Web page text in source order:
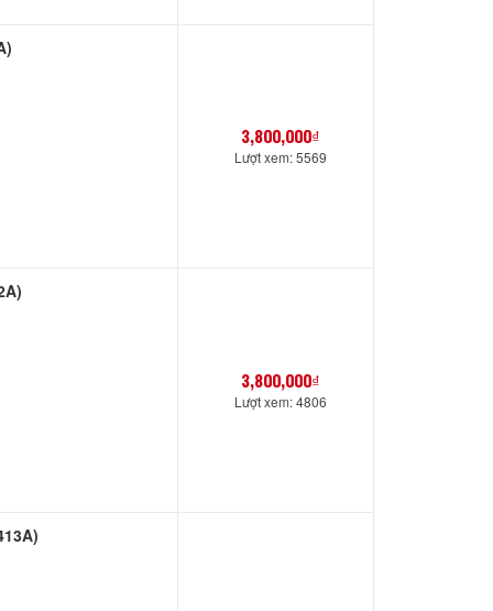
3,800,000₫
Lượt xem: 5569
3,800,000₫
Lượt xem: 4806